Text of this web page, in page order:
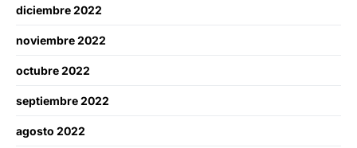
diciembre 2022
noviembre 2022
octubre 2022
septiembre 2022
agosto 2022